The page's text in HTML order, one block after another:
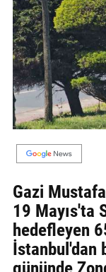
EKONOMİ
DÜNYA
MAGAZİN
GALERİ
YAZARLAR
BİZE
ULAŞIN
Künye
Gazi
19 Mayıs'ta
hedefleyen
İstanbul'dan